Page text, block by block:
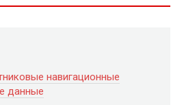
навигационные
данные